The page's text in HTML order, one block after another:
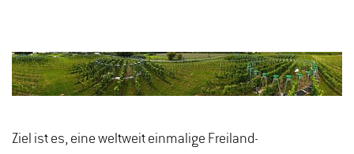
Ziel ist es, eine weltweit einmalige Freiland-